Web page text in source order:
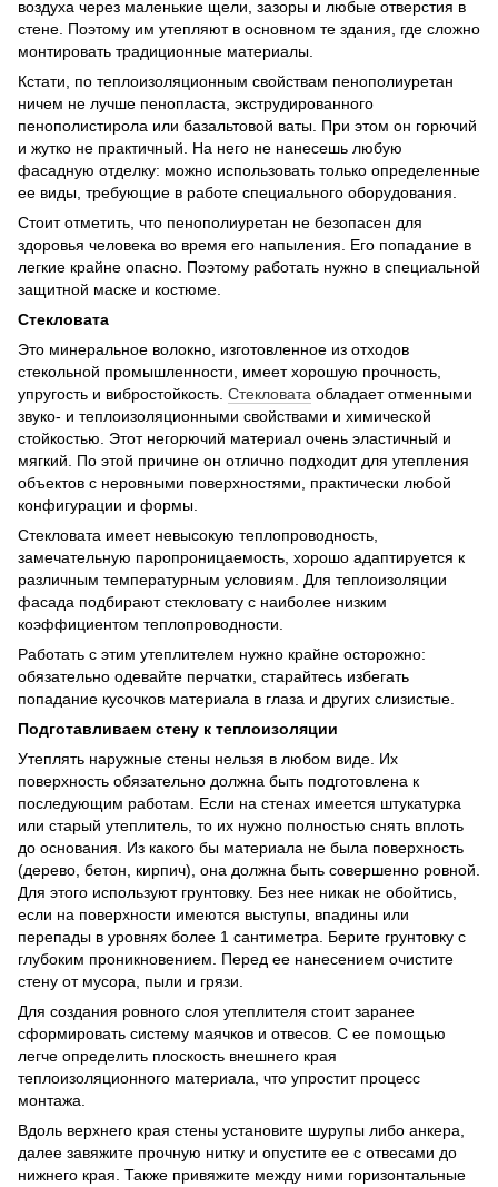
воздуха через маленькие щели, зазоры и любые отверстия в
стене. Поэтому им утепляют в основном те здания, где сложно
монтировать традиционные материалы.
Кстати, по теплоизоляционным свойствам пенополиуретан
ничем не лучше пенопласта, экструдированного
пенополистирола или базальтовой ваты. При этом он горючий
и жутко не практичный. На него не нанесешь любую
фасадную отделку: можно использовать только определенные
ее виды, требующие в работе специального оборудования.
Стоит отметить, что пенополиуретан не безопасен для
здоровья человека во время его напыления. Его попадание в
легкие крайне опасно. Поэтому работать нужно в специальной
защитной маске и костюме.
Стекловата
Это минеральное волокно, изготовленное из отходов
стекольной промышленности, имеет хорошую прочность,
упругость и вибростойкость. Стекловата обладает отменными
звуко- и теплоизоляционными свойствами и химической
стойкостью. Этот негорючий материал очень эластичный и
мягкий. По этой причине он отлично подходит для утепления
объектов с неровными поверхностями, практически любой
конфигурации и формы.
Стекловата имеет невысокую теплопроводность,
замечательную паропроницаемость, хорошо адаптируется к
различным температурным условиям. Для теплоизоляции
фасада подбирают стекловату с наиболее низким
коэффициентом теплопроводности.
Работать с этим утеплителем нужно крайне осторожно:
обязательно одевайте перчатки, старайтесь избегать
попадание кусочков материала в глаза и других слизистые.
Подготавливаем стену к теплоизоляции
Утеплять наружные стены нельзя в любом виде. Их
поверхность обязательно должна быть подготовлена к
последующим работам. Если на стенах имеется штукатурка
или старый утеплитель, то их нужно полностью снять вплоть
до основания. Из какого бы материала не была поверхность
(дерево, бетон, кирпич), она должна быть совершенно ровной.
Для этого используют грунтовку. Без нее никак не обойтись,
если на поверхности имеются выступы, впадины или
перепады в уровнях более 1 сантиметра. Берите грунтовку с
глубоким проникновением. Перед ее нанесением очистите
стену от мусора, пыли и грязи.
Для создания ровного слоя утеплителя стоит заранее
сформировать систему маячков и отвесов. С ее помощью
легче определить плоскость внешнего края
теплоизоляционного материала, что упростит процесс
монтажа.
Вдоль верхнего края стены установите шурупы либо анкера,
далее завяжите прочную нитку и опустите ее с отвесами до
нижнего края. Также привяжите между ними горизонтальные